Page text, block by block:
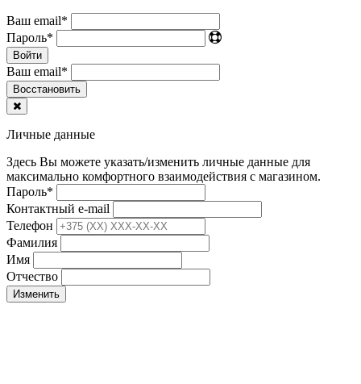
Ваш email*
Пароль*
Войти
Ваш email*
Воcстановить
Личные данные
Здесь Вы можете указать/изменить личные данные для
максимально комфортного взаимодействия с магазином.
Пароль*
Контактный e-mail
Телефон
Фамилия
Имя
Отчество
Изменить